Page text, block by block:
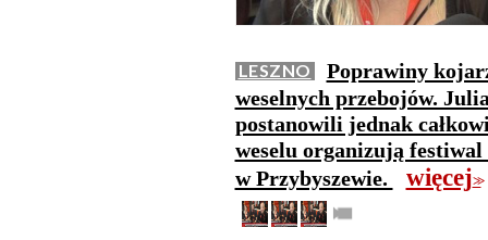
LESZNO
Poprawiny
weselnych przebojów.
postanowili jednak
weselu organizują
w Przybyszewie.
więcej>>